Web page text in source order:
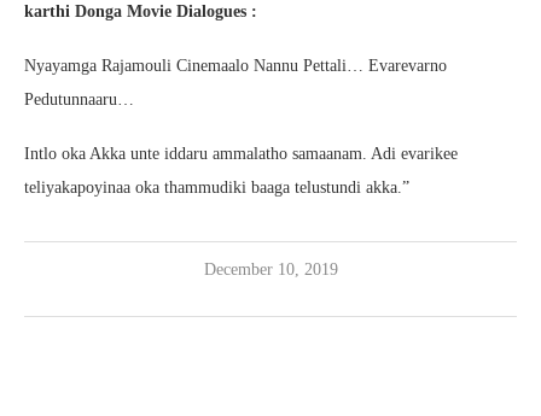
karthi Donga Movie Dialogues :
Nyayamga Rajamouli Cinemaalo Nannu Pettali… Evarevarno
Pedutunnaaru…
Intlo oka Akka unte iddaru ammalatho samaanam. Adi evarikee
teliyakapoyinaa oka thammudiki baaga telustundi akka.”
December 10, 2019